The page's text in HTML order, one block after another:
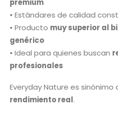
premium
• Estándares de calidad
• Producto muy superior al
genérico
• Ideal para quienes buscan
profesionales
Everyday Nature es sinónimo
rendimiento real.